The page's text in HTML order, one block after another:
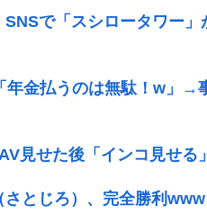
SNSで「スシロータワー
年金払うのは無駄！w」→
見せた後「インコ見せ
さとじろ）、完全勝利www